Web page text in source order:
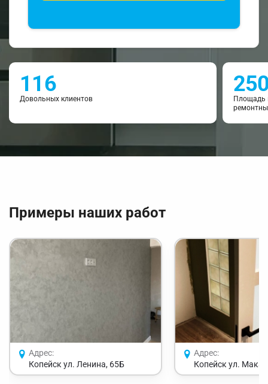
116
Довольных клиентов
Площадь
Примеры наших работ
Адрес:
Копейск ул. Ленина, 65Б
Адрес:
Копейск ул.